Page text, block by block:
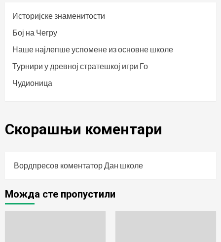
Историјске знаменитости
Бој на Чегру
Наше најлепше успомене из основне школе
Турнири у древној стратешкој игри Го
Чудионица
Скорашњи коментари
Вордпресов коментатор Дан школе
Можда сте пропустили